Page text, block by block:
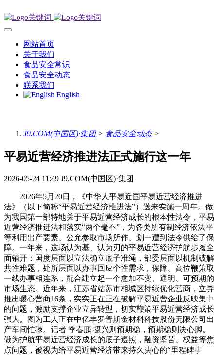
网站首页
关于我们
食品安全常识
食品安全动态
联系我们
English
J9.COM(中国区)·集团> 食品安全动态>
平易近营经济推进法正式施行这一年
2026-05-24 11:49 J9.COM(中国区)·集团
2026年5月20日，《中华人平易近国平易近营经济推进
法》（以下简称“平易近营经济推进法”）送来实施一周年。做
为我国第一部特地关于平易近营经济成长的根本性法令，平易
近营经济推进法和落实“两个毫不”，为各类所有制经济依法平
等利用出产要素、公允参取市场所作、划一遭到法令供给了保
障。一年来，这场认为基、认为刃的平易近营经济护航步履全
面铺开：国度层面以立法确立底子准绳，部委层面以机制破解
共性难题，处所层面以办事回应个性需求，保障、高位鞭策取
一线办事相连系，配合建立起一个愈加不变、通明、可预期的
市场生态。近年来，江苏省姑苏市相城区持续优化营商，立异
推出暖心营商16条，实实正在正在破解平易近营企业反映集中
的问题，激励支撑企业立异转型，切实鞭策平易近营经济成长
强大。图为工人正在中亿丰罗普斯金材料科技股份无限公司出
产车间忙碌。记者 季春鹏 摄兴则预期稳，预期稳则决心脚。
做为护航平易近营经济成长的底子遵照，融资坚苦、权益等焦
点问题，被视为给平易近营经济带来持久决心的“里程碑事